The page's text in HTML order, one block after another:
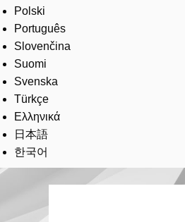
Polski
Português
Slovenčina
Suomi
Svenska
Türkçe
Ελληνικά
日本語
한국어